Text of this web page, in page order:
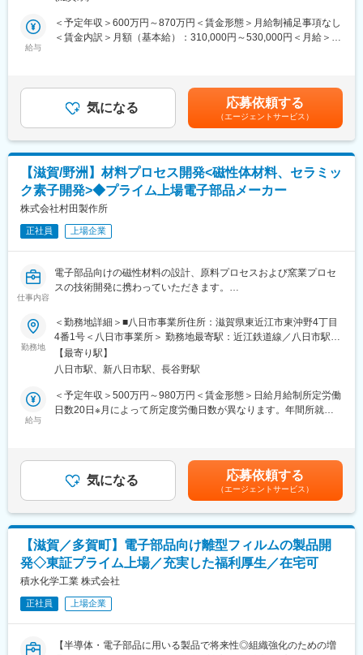
ポリイミドに関わる化学・樹脂加工・設備プロセスの理解を通し
て、技術テーマを主体的に進められる力を身につけ、将来は製造
・年間休日：124日
・独身寮、社宅あり
・賃貸補助金、住宅取得時手当、持家手当など支給（支給条件あ
り）
■当社について『カガクでネガイをカナエル会社』：
当社は、Material（素材）、Quality of Life（電子材料・発泡樹
脂）、Health Care（医療機器・医薬品）、Nutrition（食品・サプ
変更の範囲：会社の定める業務
・客先の技術的対応（フィールドエンジニアリング）
■業務の流れ：
そうした技術的検討を通して、製造プロセスの検討・構築、既存
プロセスの改善などを社内の工務部門や製造部門と必要に応じて
連携し、主担当として実現していただく形になります。開発をご
備設計についても関わっていただき、幅広く開発業務に携わって
いただきます。
■担当する製品想定：
・光ファイバ保持用管ガラス（マイクロキャピラリー）
・光通信用レンズ、プリズム等
・プローブカード用基板
・イメージセンサー用ガラスなど
■募集背景：
業が拡大しており、技術的強化を図っています。特に現在は光通
信や半導体分野におけるガラス製品の販売が好調であり、各工程
の技術的改善が売り上げにも直結する需要なフェーズにありま
す。そうした中で未来の事業を担うプロセスエンジニアの増強が
や生産の安定化・稼働率向上のため、新規製品の生産プロセス開
発や既存工程改善などの需要が高まっております。
・多品種のガラス材質とガラス溶融技術、幅広いガラス成形技術
を活用して製品の差別化を行い、多くの事業で高いマーケットシ
ェアを築いております。特殊ガラス分野においてトップクラスシ
ェアの製品や、他社では類を見ない製品を多数有しており、生産
設備を自社開発していることから生産の内製率が高いことも特徴
の一つです。
変更の範囲：会社の定める業務
給与
＜予定年収＞600万円～870万円＜賃金形態＞月給制補足事項なし
＜賃金内訳＞月額（基本給）：310,000円～530,000円＜月給＞
あくまでも目安の金額であり、選考を通じて上下する可能性があ
ります。月給(月額)は固定手当を含めた表記です。
気になる 応募依頼する
（エージェントサービス）
【滋賀/野洲】材料プロセス開発<磁性体材料、セラミッ
ク素子開発>◆プライム上場電子部品メーカー
株式会社村田製作所
正社員 上場企業
仕事内容
電子部品向けの磁性材料の設計、原料プロセスおよび窯業プロセ
スの技術開発に携わっていただきます。
タが必要で、そのためにどんなコアがいるか」というニーズを受
けて、組成の検討から、それを実現するためのプロセス開発まで
を担います。
■業務詳細
・既存材料のQCDを抜本的に改善する取り組みを、工場の製造プ
ロセスに立ち入って取り組んでいただきます。
開発との連携も経験していただきます。
・磁性体材料のQCDを改善するためのプロセス開発
・窯業プロセスへの新工法導入（成形、焼成、加工）
・原料、窯業の製造プロセスでの試作、製造工程への開発成果の
移管
・ノイズフィルタ・インダクタ新商品開発と連携した磁性体セラ
ミックの設計開発
★連携地域…国内メイン。アセアン圏もあり。
★使用ツール…SEM、XRF、デジタル顕微鏡、強度計、画像検査
勤務地
＜勤務地詳細＞■八日市事業所住所：滋賀県東近江市東沖野4丁目
4番1号＜八日市事業所＞ 勤務地最寄駅：近江鉄道線／八日市駅受
動喫煙対策：屋内全面禁煙変更の範囲：会社の定める事業所（リ
モートワーク含む）
【最寄り駅】
八日市駅、新八日市駅、長谷野駅
給与
＜予定年収＞500万円～980万円＜賃金形態＞日給月給制所定労働
日数20日※月によって所定度労働日数が異なります。年間所就業
昇給＋昇格時の昇給あり）【昇格】年1回年収約890万円（35歳／
月給44万円＋残業代＋賞与）別途各種手当年収約740万円（30歳
／月給37万円＋残業代＋賞与）別途各種手当年収約620万円（25
歳／月給32万円＋残業代＋賞与）別途各種手当賃金はあくまでも
目安の金額であり、選考を通じて上下する可能性があります。月
給(月額)は固定手当を含めた表記です。
気になる 応募依頼する
（エージェントサービス）
【滋賀／多賀町】電子部品向け離型フィルムの製品開
発◇東証プライム上場／充実した福利厚生／在宅可
積水化学工業 株式会社
正社員 上場企業
【半導体・電子部品に用いる製品で将来性◎組織強化のための増